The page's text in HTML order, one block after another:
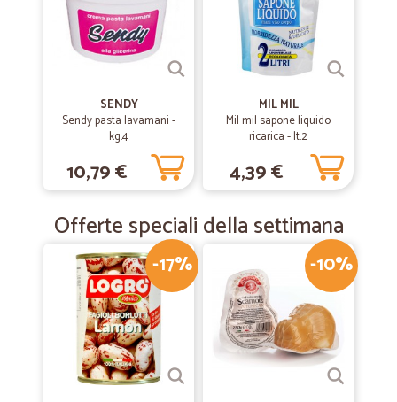
SENDY
Sendy pasta lavamani -
kg.4
10,79 €
MIL MIL
Mil mil sapone liquido
ricarica - lt.2
4,39 €
Offerte speciali della settimana
-17% -10%